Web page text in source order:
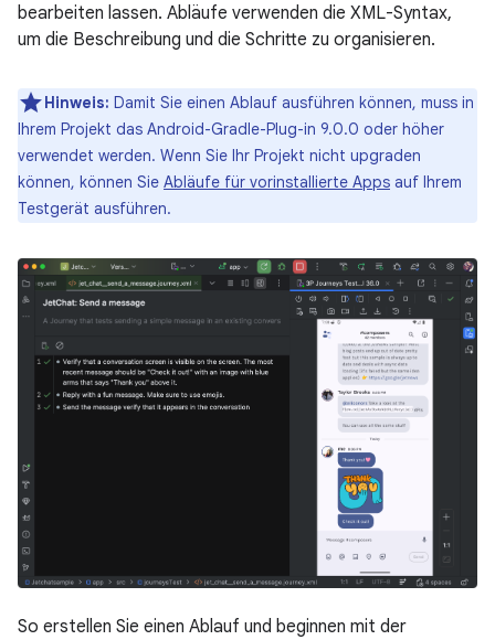
bearbeiten lassen. Abläufe verwenden die XML-Syntax,
um die Beschreibung und die Schritte zu organisieren.
Hinweis: Damit Sie einen Ablauf ausführen können, muss in
Ihrem Projekt das Android-Gradle-Plug-in 9.0.0 oder höher
verwendet werden. Wenn Sie Ihr Projekt nicht upgraden
können, können Sie Abläufe für vorinstallierte Apps auf Ihrem
Testgerät ausführen.
So erstellen Sie einen Ablauf und beginnen mit der